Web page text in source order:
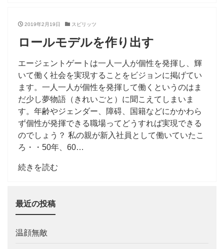
2019年2月19日 スピリッツ
ロールモデルを作り出す
エージェントゲートは一人一人が個性を発揮し、輝
いて働く社会を実現することをビジョンに掲げてい
ます。一人一人が個性を発揮して働くというのはま
だ少し夢物語（きれいごと）に聞こえてしまいま
す。年齢やジェンダー、障碍、国籍などにかかわら
ず個性が発揮できる職場ってどうすれば実現できる
のでしょう？ 私の親が新入社員として働いていたこ
ろ・・50年、60…
続きを読む
最近の投稿
温顔無敵